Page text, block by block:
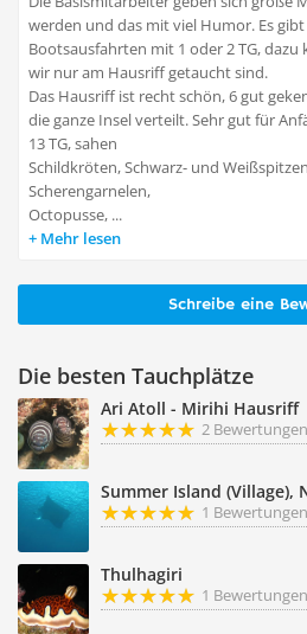
werden und das mit viel Humor. Es
Bootsausfahrten mit 1 oder 2 TG,
wir nur am Hausriff getaucht sind.
Das Hausriff ist recht schön, 6 gut
die ganze Insel verteilt. Sehr gut für
13 TG, sahen
Schildkröten, Schwarz- und
Scherengarnelen,
Octopusse, ...
Mehr lesen
Schreibe eine
Die besten Tauchplätze
Ari Atoll - Mirihi Hausriff
2 Bewertungen
Summer Island (Village),
1 Bewertungen
Thulhagiri
1 Bewertungen